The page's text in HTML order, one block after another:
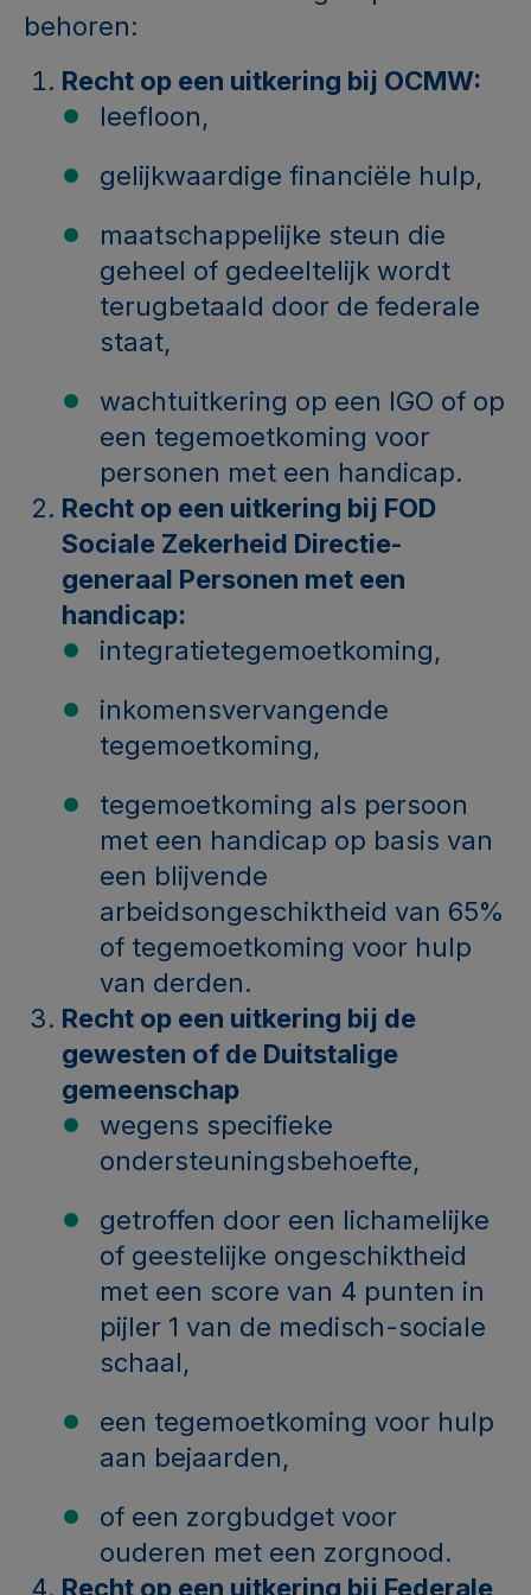
behoren:
Recht op een uitkering bij OCMW:
leefloon,
gelijkwaardige financiële hulp,
maatschappelijke steun die
geheel of gedeeltelijk wordt
terugbetaald door de federale
staat,
wachtuitkering op een IGO of op
een tegemoetkoming voor
personen met een handicap.
Recht op een uitkering bij FOD
Sociale Zekerheid Directie-
generaal Personen met een
handicap:
integratietegemoetkoming,
inkomensvervangende
tegemoetkoming,
tegemoetkoming als persoon
met een handicap op basis van
een blijvende
arbeidsongeschiktheid van 65%
of tegemoetkoming voor hulp
van derden.
Recht op een uitkering bij de
gewesten of de Duitstalige
gemeenschap
wegens specifieke
ondersteuningsbehoefte,
getroffen door een lichamelijke
of geestelijke ongeschiktheid
met een score van 4 punten in
pijler 1 van de medisch-sociale
schaal,
een tegemoetkoming voor hulp
aan bejaarden,
of een zorgbudget voor
ouderen met een zorgnood.
Recht op een uitkering bij Federale